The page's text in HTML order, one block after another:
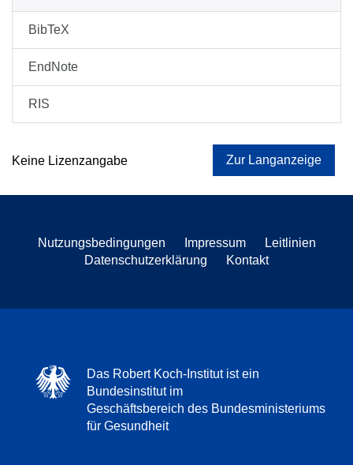
BibTeX
EndNote
RIS
Keine Lizenzangabe Zur Langanzeige
Nutzungsbedingungen Impressum
Leitlinien
Datenschutzerklärung
Kontakt
Das Robert Koch-Institut ist ein
Bundesinstitut im
Geschäftsbereich des Bundesministeriums
für Gesundheit